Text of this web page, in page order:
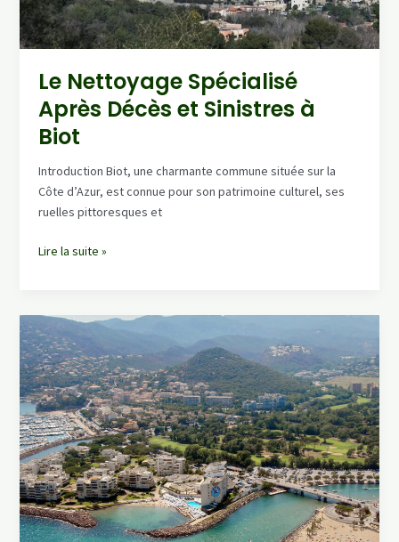
?
Le Nettoyage Spécialisé
Après Décès et Sinistres à
Biot
Introduction Biot, une charmante commune située sur la
Côte d’Azur, est connue pour son patrimoine culturel, ses
ruelles pittoresques et
Le
Décès
et
Sinistres
à
Biot
Lire la suite »